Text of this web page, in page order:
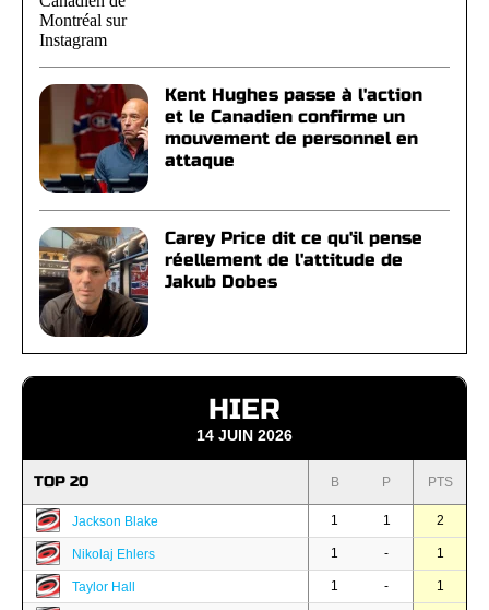
Kent Hughes passe à l'action
et le Canadien confirme un
mouvement de personnel en
attaque
Carey Price dit ce qu'il pense
réellement de l'attitude de
Jakub Dobes
HIER
14 JUIN 2026
TOP 20 B P PTS
Jackson Blake 1 1 2
Nikolaj Ehlers 1 - 1
Taylor Hall 1 - 1